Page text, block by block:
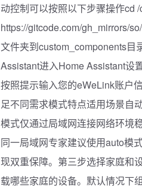
动控制可以按照以下步骤操作cd
https://gitcode.com/gh_mirrors/
文件夹到custom_components
Assistant进入Home Assistant
按照提示输入您的eWeLink账户
足不同需求模式特点适用场景自
模式仅通过局域网连接网络环境
同一局域网专家建议使用auto模
现双重保障。第三步选择家庭和
载哪些家庭的设备。默认情况下